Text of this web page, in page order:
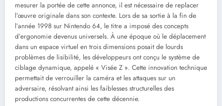
mesurer la portée de cette annonce, il est nécessaire de replacer
l’œuvre originale dans son contexte. Lors de sa sortie à la fin de
l’année 1998 sur Nintendo 64, le titre a imposé des concepts
d’ergonomie devenus universels. À une époque où le déplacement
dans un espace virtuel en trois dimensions posait de lourds
problèmes de lisibilité, les développeurs ont conçu le système de
ciblage dynamique, appelé « Visée Z ». Cette innovation technique
permettait de verrouiller la caméra et les attaques sur un
adversaire, résolvant ainsi les faiblesses structurelles des
productions concurrentes de cette décennie.